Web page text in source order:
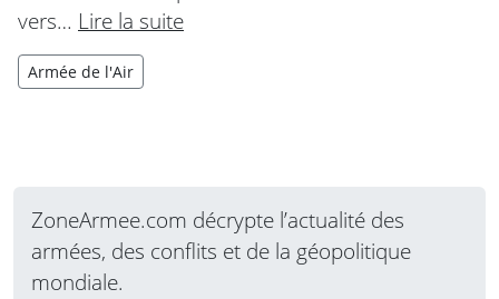
vers… Lire la suite
Armée de l'Air
ZoneArmee.com décrypte l’actualité des
armées, des conflits et de la géopolitique
mondiale.